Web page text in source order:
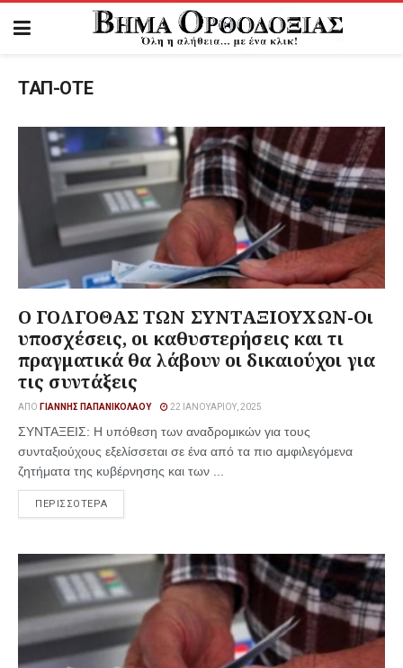
ΤΑΠ-ΟΤΕ
Ο ΓΟΛΓΟΘΑΣ ΤΩΝ ΣΥΝΤΑΞΙΟΥΧΩΝ-Οι
υποσχέσεις, οι καθυστερήσεις και τι
πραγματικά θα λάβουν οι δικαιούχοι για
τις συντάξεις
ΑΠΌ ΓΙΆΝΝΗΣ ΠΑΠΑΝΙΚΟΛΆΟΥ 22 ΙΑΝΟΥΑΡΊΟΥ, 2025
ΣΥΝΤΑΞΕΙΣ: Η υπόθεση των αναδρομικών για τους
συνταξιούχους εξελίσσεται σε ένα από τα πιο αμφιλεγόμενα
ζητήματα της κυβέρνησης και των ...
ΠΕΡΙΣΣΟΤΕΡΑ